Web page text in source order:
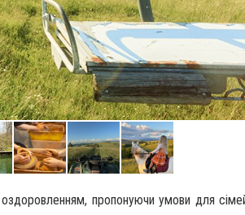
пропонуючи умови для